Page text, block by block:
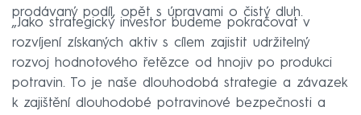
prodávaný podíl, opět s úpravami o čistý dluh.
„Jako strategický investor budeme pokračovat v
rozvíjení získaných aktiv s cílem zajistit udržitelný
rozvoj hodnotového řetězce od hnojiv po produkci
potravin. To je naše dlouhodobá strategie a závazek
k zajištění dlouhodobé potravinové bezpečnosti a